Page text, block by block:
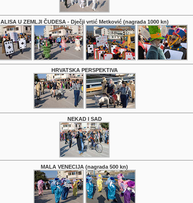
ALISA U ZEMLJI ČUDESA - Dječji vrtić Metković (nagrada 1000 kn)
HRVATSKA PERSPEKTIVA
NEKAD I SAD
MALA VENECIJA (nagrada 500 kn)